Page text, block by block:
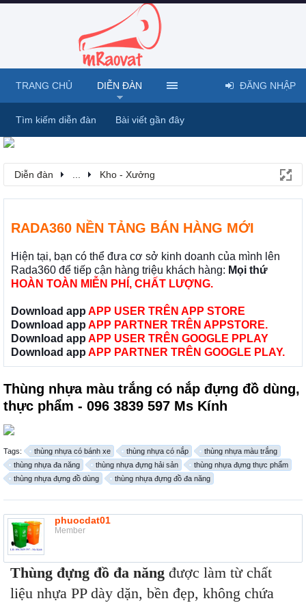
Diễn đàn Kho - Xưởng
RADA360 NỀN TẢNG BÁN HÀNG MỚI
Hiện tại, bạn có thể đưa cơ sở kinh doanh của mình lên
Rada360 để tiếp cận hàng triệu khách hàng: Mọi thứ
HOÀN TOÀN MIỄN PHÍ, CHẤT LƯỢNG.
Download app APP USER TRÊN APP STORE
Download app APP PARTNER TRÊN APPSTORE.
Download app APP USER TRÊN GOOGLE PPLAY
Download app APP PARTNER TRÊN GOOGLE PLAY.
Thùng nhựa màu trắng có nắp đựng đồ dùng,
thực phẩm - 096 3839 597 Ms Kính
Tags: thùng nhựa có bánh xe thùng nhựa có nắp
thùng nhựa màu trắng
thùng nhựa đa năng
thùng nhựa đựng hải sản
thùng nhựa đựng thực phẩm
thùng nhựa đựng đồ dùng
thùng nhựa đựng đồ đa năng
phuocdat01
Member
Thùng đựng đồ đa năng được làm từ chất
liệu nhựa PP dày dặn, bền đẹp, không chứa
TRANG CHỦ DIỄN ĐÀN
Tìm kiếm diễn đàn Bài viết gần đây
ĐĂNG NHẬP